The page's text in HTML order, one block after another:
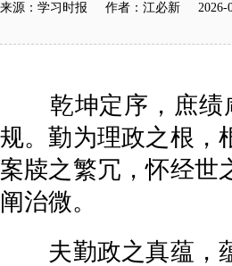
来源：学习时报 作者：江必新 2026-
乾坤定序，庶绩咸
规。勤为理政之根，
案牍之繁冗，怀经世
阐治微。
夫勤政之真蕴，蕴